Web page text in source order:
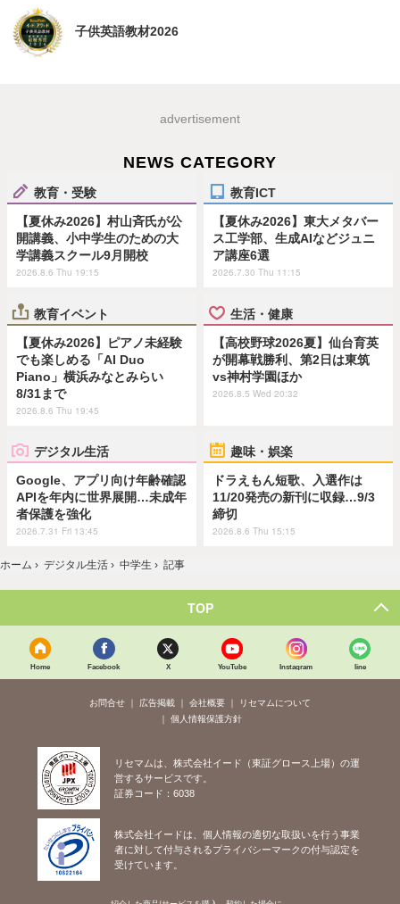
子供英語教材2026
advertisement
NEWS CATEGORY
教育・受験
【夏休み2026】村山斉氏が公
開講義、小中学生のための大
学講義スクール9月開校
2026.8.6 Thu 19:15
教育ICT
【夏休み2026】東大メタバー
ス工学部、生成AIなどジュニ
ア講座6選
2026.7.30 Thu 11:15
教育イベント
【夏休み2026】ピアノ未経験
でも楽しめる「AI Duo
Piano」横浜みなとみらい
8/31まで
2026.8.6 Thu 19:45
生活・健康
【高校野球2026夏】仙台育英
が開幕戦勝利、第2日は東筑
vs神村学園ほか
2026.8.5 Wed 20:32
デジタル生活
Google、アプリ向け年齢確認
APIを年内に世界展開…未成年
者保護を強化
2026.7.31 Fri 13:45
趣味・娯楽
ドラえもん短歌、入選作は
11/20発売の新刊に収録…9/3
締切
2026.8.6 Thu 15:15
ホーム › デジタル生活 › 中学生 › 記事
TOP
Home Facebook X YouTube Instagram line
お問合せ 広告掲載 会社概要
リセマムについて
個人情報保護方針
リセマムは、株式会社イード（東証グロース上場）の運
営するサービスです。
証券コード：6038
株式会社イードは、個人情報の適切な取扱いを行う事業
者に対して付与されるプライバシーマークの付与認定を
受けています。